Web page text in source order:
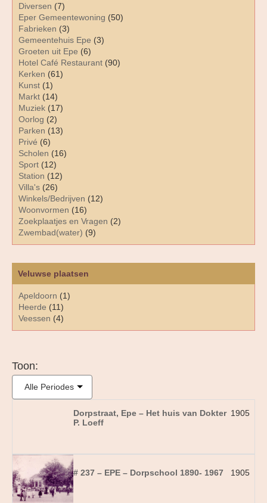
Diversen (7)
Eper Gemeentewoning (50)
Fabrieken (3)
Gemeentehuis Epe (3)
Groeten uit Epe (6)
Hotel Café Restaurant (90)
Kerken (61)
Kunst (1)
Markt (14)
Muziek (17)
Oorlog (2)
Parken (13)
Privé (6)
Scholen (16)
Sport (12)
Station (12)
Villa's (26)
Winkels/Bedrijven (12)
Woonvormen (16)
Zoekplaatjes en Vragen (2)
Zwembad(water) (9)
Veluwse plaatsen
Apeldoorn (1)
Heerde (11)
Veessen (4)
Toon:
Alle Periodes
Dorpstraat, Epe – Het huis van Dokter
P. Loeff
1905
# 237 – EPE – Dorpschool 1890- 1967 1905